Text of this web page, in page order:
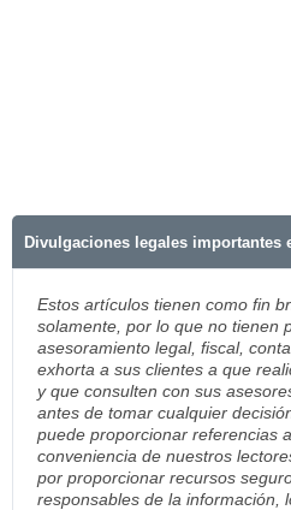
Divulgaciones legales importantes
Estos artículos tienen como fin
solamente, por lo que no tienen
asesoramiento legal, fiscal,
exhorta a sus clientes a que
y que consulten con sus
antes de tomar cualquier
puede proporcionar referencias
conveniencia de nuestros
por proporcionar recursos
responsables de la información,